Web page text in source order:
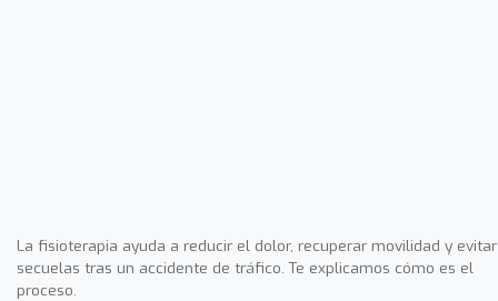
La fisioterapia ayuda a reducir el dolor, recuperar movilidad y evitar
secuelas tras un accidente de tráfico. Te explicamos cómo es el
proceso.